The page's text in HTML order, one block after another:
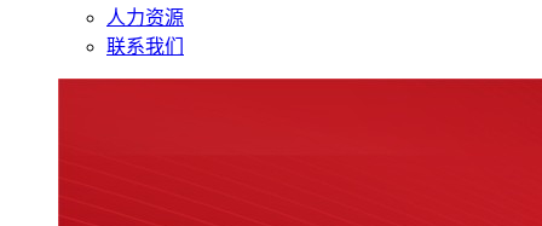
人力资源
联系我们